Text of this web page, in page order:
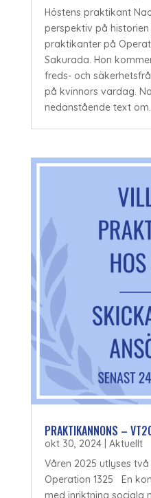
Höstens praktikant
perspektiv på historien
praktikanter på
Sakurada. Hon
freds- och
på kvinnors vardag.
nedanstående text
PRAKTIKANNONS –
okt 30, 2024| Aktuellt
Våren 2025 utlyses
Operation 1325 En
med inriktning sociala